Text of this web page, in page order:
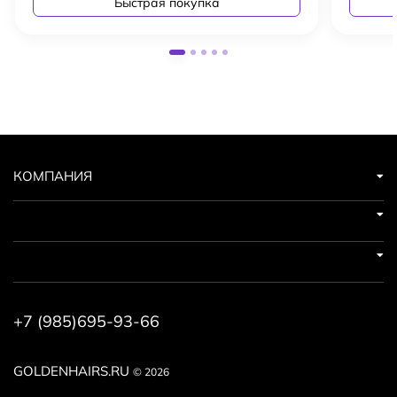
GOLDENHAIRS.RU © 2026
КОМПАНИЯ
+7 (985)695-93-66